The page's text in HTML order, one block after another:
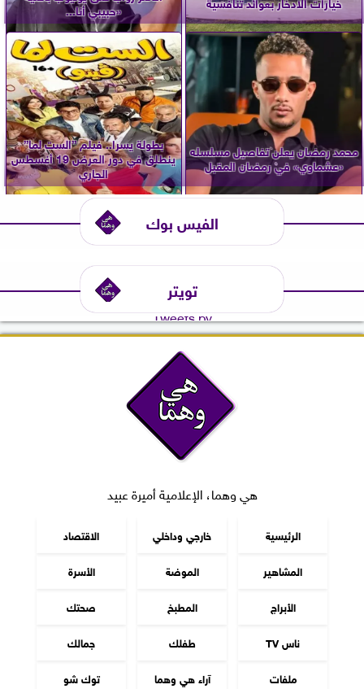
«حبيبي أنا...
محمد رمضان يعلن تفاصيل مسلسله
«عشماوي» في رمضان المقبل
بطولة يسرا.. فيلم ”الست لما”
ينطلق في دور العرض 19 أغسطس
الجاري
الفيس بوك
تويتر
Tweets by
هي وهما، الإعلامية أميرة عبيد
الرئيسية خارجي وداخلي
الاقتصاد
المشاهير
الموضة
الأسرة
الأبراج
المطبخ
صحتك
ناس TV
طفلك
جمالك
ملفات
آراء هي وهما توك شو